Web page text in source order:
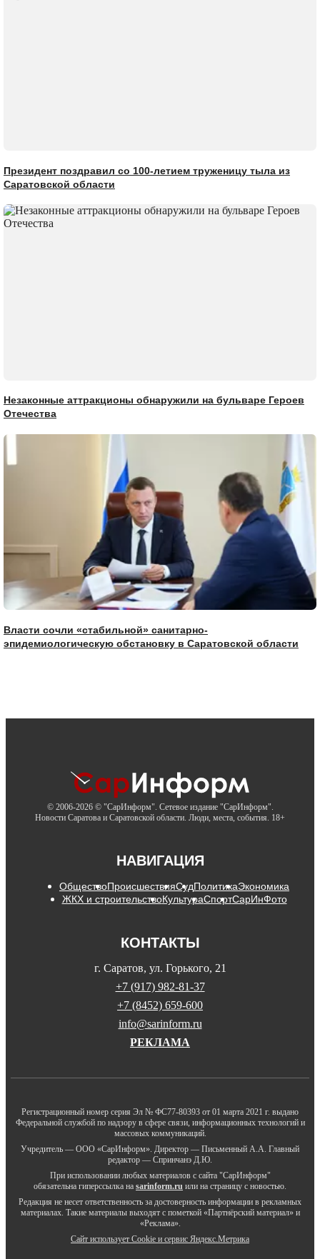
Президент поздравил со 100-летием труженицу тыла из
Саратовской области
Незаконные аттракционы обнаружили на бульваре Героев
Отечества
Власти сочли «стабильной» санитарно-
эпидемиологическую обстановку в Саратовской области
© 2006-2026 © "СарИнформ". Сетевое издание "СарИнформ".
Новости Саратова и Саратовской области. Люди, места, события. 18+
НАВИГАЦИЯ
ОбществоПроисшествияСудПолитикаЭкономика
ЖКХ и строительствоКультураСпортСарИнФото
КОНТАКТЫ
г. Саратов, ул. Горького, 21
+7 (917) 982-81-37
+7 (8452) 659-600
info@sarinform.ru
РЕКЛАМА
Регистрационный номер серия Эл № ФС77-80393 от 01 марта 2021 г. выдано
Федеральной службой по надзору в сфере связи, информационных технологий и
массовых коммуникаций.
Учредитель — ООО «СарИнформ». Директор — Письменный А.А. Главный
редактор — Спринчанэ Д.Ю.
При использовании любых материалов с сайта "СарИнформ"
обязательна гиперссылка на sarinform.ru или на страницу с новостью.
Редакция не несет ответственность за достоверность информации в рекламных
материалах. Такие материалы выходят с пометкой «Партнёрский материал» и
«Реклама».
Сайт использует Cookie и сервиc Яндекс.Метрика